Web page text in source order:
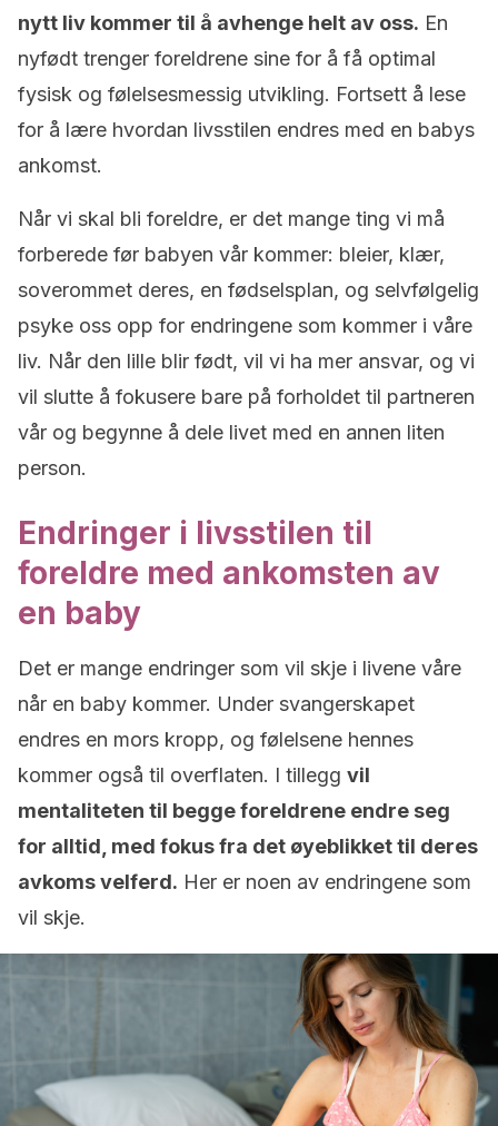
nytt liv kommer til å avhenge helt av oss. En
nyfødt trenger foreldrene sine for å få optimal
fysisk og følelsesmessig utvikling. Fortsett å lese
for å lære hvordan livsstilen endres med en babys
ankomst.
Når vi skal bli foreldre, er det mange ting vi må
forberede før babyen vår kommer: bleier, klær,
soverommet deres, en fødselsplan, og selvfølgelig
psyke oss opp for endringene som kommer i våre
liv. Når den lille blir født, vil vi ha mer ansvar, og vi
vil slutte å fokusere bare på forholdet til partneren
vår og begynne å dele livet med en annen liten
person.
Endringer i livsstilen til
foreldre med ankomsten av
en baby
Det er mange endringer som vil skje i livene våre
når en baby kommer. Under svangerskapet
endres en mors kropp, og følelsene hennes
kommer også til overflaten. I tillegg vil
mentaliteten til begge foreldrene endre seg
for alltid, med fokus fra det øyeblikket til deres
avkoms velferd. Her er noen av endringene som
vil skje.